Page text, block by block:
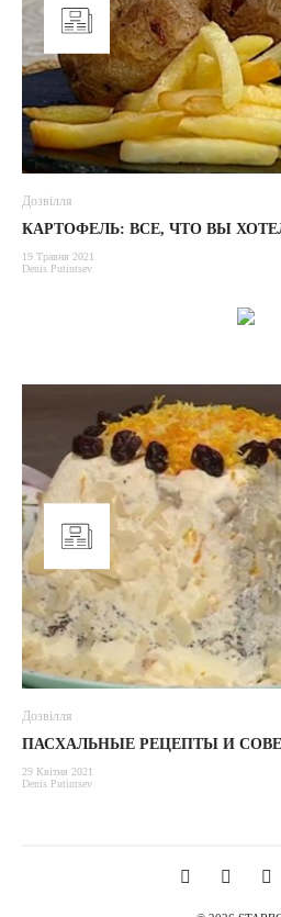
Дозвілля
КАРТОФЕЛЬ: ВСЕ, ЧТО ВЫ
19 Травня 2021
Denis Putintsev
Дозвілля
ПАСХАЛЬНЫЕ РЕЦЕПТЫ И
29 Квітня 2021
Denis Putintsev